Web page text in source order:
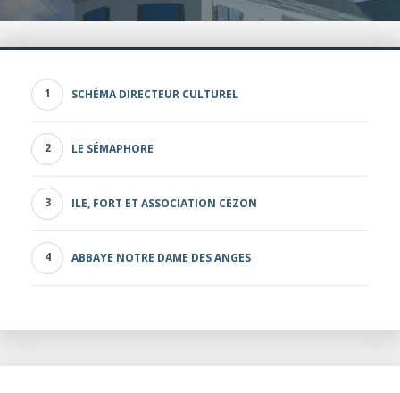
SCHÉMA DIRECTEUR CULTUREL
LE SÉMAPHORE
ILE, FORT ET ASSOCIATION CÉZON
ABBAYE NOTRE DAME DES ANGES